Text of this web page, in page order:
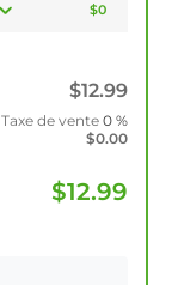
$0
$12.99
Taxe de vente 0 %
$0.00
$12.99